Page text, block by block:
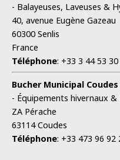
- Balayeuses, Laveuses &
40, avenue Eugène Gazeau
60300 Senlis
France
Téléphone: +33 3 44 53
Bucher Municipal
- Équipements hivernaux
ZA Pérache
63114 Coudes
Téléphone: +33 473 96 92